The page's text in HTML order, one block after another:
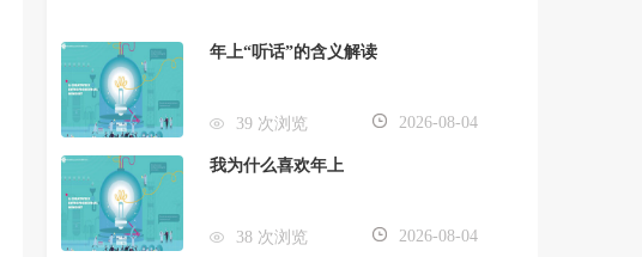
年上“听话”的含义解读
39 次浏览 2026-08-04
我为什么喜欢年上
38 次浏览 2026-08-04